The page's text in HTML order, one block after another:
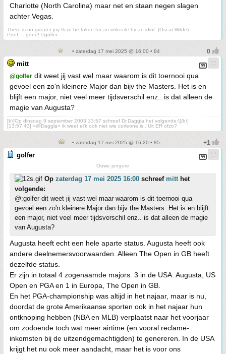
Charlotte (North Carolina) maar net en staan negen slagen
achter Vegas.
There is no greater joy than be taken for an imbecile by an idiot. (Oscar Wilde)
Poef.....gone! ©golfer
• zaterdag 17 mei 2025 @ 16:00 • 84
mitt
@golfer dit weet jij vast wel maar waarom is dit toernooi qua
gevoel een zo'n kleinere Major dan bijv the Masters. Het is en
blijft een major, niet veel meer tijdsverschil enz.. is dat alleen de
magie van Augusta?
[b\]Op dinsdag 9 september 2003 13:57 schreef Dr.Daggla het volgende:\[/b\]
[13:57:43] <@Daggla> ik weet ei'k ook niet wie corleone is.. Uit ER ofzo?
• zaterdag 17 mei 2025 @ 16:20 • 85
golfer
Ouwe jongere
Op zaterdag 17 mei 2025 16:00 schreef mitthet
volgende:
@:golfer dit weet jij vast wel maar waarom is dit toernooi qua
gevoel een zo'n kleinere Major dan bijv the Masters. Het is en blijft
een major, niet veel meer tijdsverschil enz.. is dat alleen de magie
van Augusta?
Augusta heeft echt een hele aparte status. Augusta heeft ook
andere deelnemersvoorwaarden. Alleen The Open in GB heeft
dezelfde status.
Er zijn in totaal 4 zogenaamde majors. 3 in de USA: Augusta, US
Open en PGA en 1 in Europa, The Open in GB.
En het PGA-championship was altijd in het najaar, maar is nu,
doordat de grote Amerikaanse sporten ook in het najaar hun
ontknoping hebben (NBA en MLB) verplaatst naar het voorjaar
om zodoende toch wat meer airtime (en vooral reclame-
inkomsten bij de uitzendgemachtigden) te genereren. In de USA
krijgt het nu ook meer aandacht, maar het is voor ons